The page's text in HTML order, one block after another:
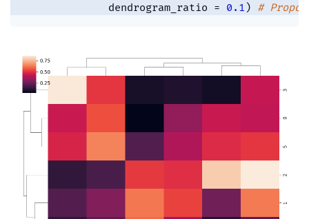
              dendrogram_ratio
= 0.1 ) #